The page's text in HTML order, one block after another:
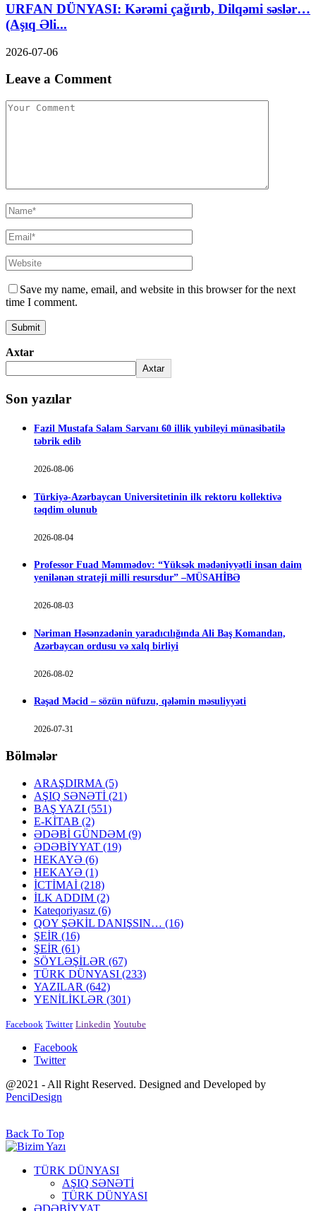
URFAN DÜNYASI: Kərəmi çağırıb, Dilqəmi səslər…
(Aşıq Əli...
2026-07-06
Leave a Comment
Save my name, email, and website in this browser for the next
time I comment.
Axtar
Axtar
Son yazılar
Fazil Mustafa Salam Sarvanı 60 illik yubileyi münasibətilə
təbrik edib
2026-08-06
Türkiyə-Azərbaycan Universitetinin ilk rektoru kollektivə
təqdim olunub
2026-08-04
Professor Fuad Məmmədov: “Yüksək mədəniyyətli insan daim
yenilənən strateji milli resursdur” –MÜSAHİBƏ
2026-08-03
Nəriman Həsənzadənin yaradıcılığında Ali Baş Komandan,
Azərbaycan ordusu və xalq birliyi
2026-08-02
Rəşad Məcid – sözün nüfuzu, qələmin məsuliyyəti
2026-07-31
Bölmələr
ARAŞDIRMA (5)
AŞIQ SƏNƏTİ (21)
BAŞ YAZI (551)
E-KİTAB (2)
ƏDƏBİ GÜNDƏM (9)
ƏDƏBİYYAT (19)
HEKAYƏ (6)
HEKAYƏ (1)
İCTİMAİ (218)
İLK ADDIM (2)
Kateqoriyasız (6)
QOY ŞƏKİL DANIŞSIN… (16)
ŞEİR (16)
ŞEİR (61)
SÖYLƏŞİLƏR (67)
TÜRK DÜNYASI (233)
YAZILAR (642)
YENİLİKLƏR (301)
Facebook Twitter Linkedin Youtube
Facebook
Twitter
@2021 - All Right Reserved. Designed and Developed by
PenciDesign
Back To Top
TÜRK DÜNYASI
AŞIQ SƏNƏTİ
TÜRK DÜNYASI
ƏDƏBİYYAT